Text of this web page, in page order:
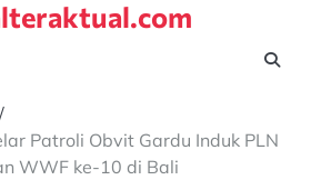
Patroli Obvit Gardu Induk PLN
WWF ke-10 di Bali